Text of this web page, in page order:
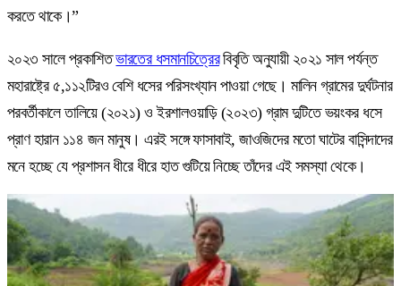
করতে থাকে।”
২০২৩ সালে প্রকাশিতভারতের ধসমানচিত্রেরবিবৃতি অনুযায়ী ২০২১ সাল পর্যন্ত
মহারাষ্ট্রে ৫,১১২টিরও বেশি ধসের পরিসংখ্যান পাওয়া গেছে। মালিন গ্রামের দুর্ঘটনার
পরবর্তীকালে তালিয়ে (২০২১) ও ইরশালওয়াড়ি (২০২৩) গ্রাম দুটিতে ভয়ংকর ধসে
প্রাণ হারান ১১৪ জন মানুষ। এরই সঙ্গে ফাসাবাই, জাওজিদের মতো ঘাটের বাসিন্দাদের
মনে হচ্ছে যে প্রশাসন ধীরে ধীরে হাত গুটিয়ে নিচ্ছে তাঁদের এই সমস্যা থেকে।